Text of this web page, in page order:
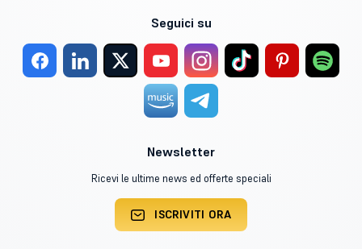
Seguici su
Newsletter
Ricevi le ultime news ed offerte speciali
ISCRIVITI ORA